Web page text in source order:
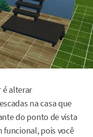
é alterar
na casa que
do ponto de vista
funcional, pois você